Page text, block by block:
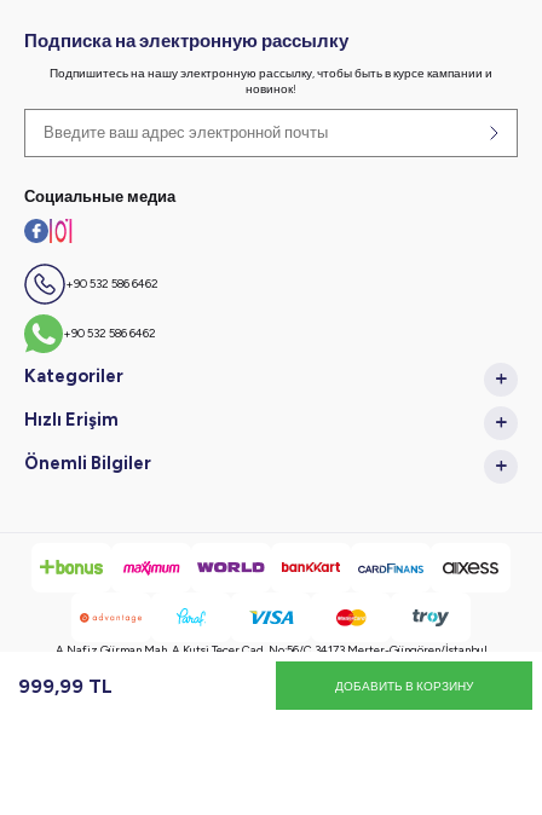
999,99 TL ДОБАВИТЬ В КОРЗИНУ
Подписка на электронную рассылку
Подпишитесь на нашу электронную рассылку, чтобы быть в курсе кампании и
новинок!
Социальные медиа
+90 532 586 6462
+90 532 586 6462
Kategoriler
Hızlı Erişim
Önemli Bilgiler
A.Nafiz Gürman Mah. A.Kutsi Tecer Cad. No:56/C 34173 Merter-Güngören/İstanbul